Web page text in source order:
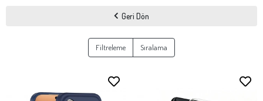
Geri Dön
Filtreleme Sıralama